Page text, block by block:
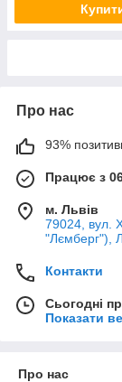
Про нас
93%
Працює з
м. Львів
79024, вул.
"Лємберг"),
Контакти
Сьогодні
Показати
Про нас